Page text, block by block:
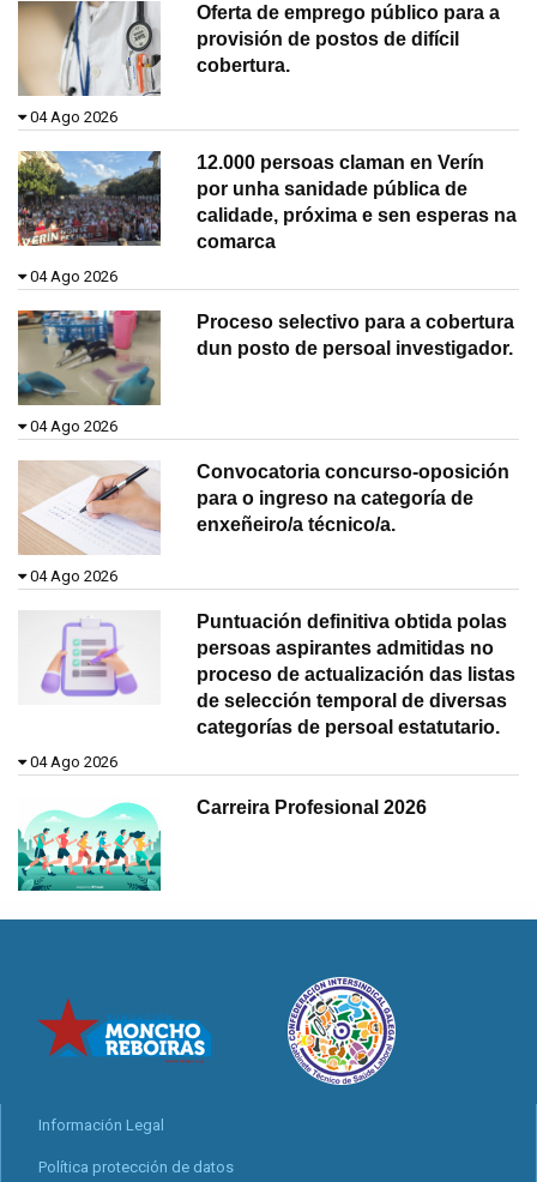
Oferta de emprego público para a
provisión de postos de difícil
cobertura.
04 Ago 2026
12.000 persoas claman en Verín
por unha sanidade pública de
calidade, próxima e sen esperas na
comarca
04 Ago 2026
Proceso selectivo para a cobertura
dun posto de persoal investigador.
04 Ago 2026
Convocatoria concurso-oposición
para o ingreso na categoría de
enxeñeiro/a técnico/a.
04 Ago 2026
Puntuación definitiva obtida polas
persoas aspirantes admitidas no
proceso de actualización das listas
de selección temporal de diversas
categorías de persoal estatutario.
04 Ago 2026
Carreira Profesional 2026
Información Legal
Política protección de datos